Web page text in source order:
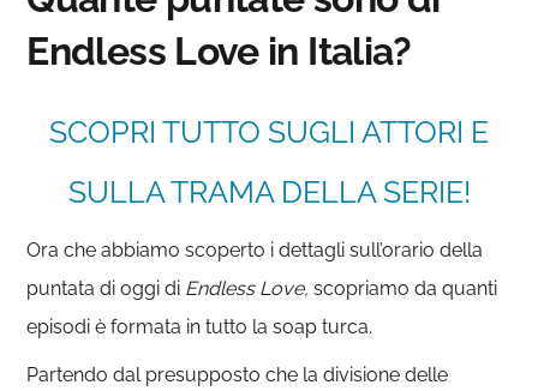
Endless Love in Italia?
SCOPRI TUTTO SUGLI ATTORI E
SULLA TRAMA DELLA SERIE!
Ora che abbiamo scoperto i dettagli sull’orario della
puntata di oggi di Endless Love,scopriamo da quanti
episodi è formata in tutto la soap turca.
Partendo dal presupposto che la divisione delle